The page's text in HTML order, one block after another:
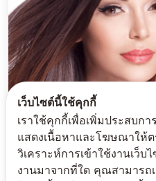
เว็บไซต์นี้ใช้คุกกี้
เราใช้คุกกี้เพื่อเพิ่มประสบก
แสดงเนื้อหาและโฆษณาให้
วิเคราะห์การเข้าใช้งานเว็บ
งานมาจากที่ใด คุณสามารถ